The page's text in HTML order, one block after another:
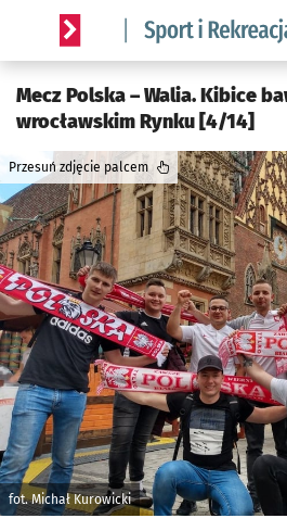
Serwis informacyjny wroclaw.pl
Mecz Polska – Walia. Kibice
wrocławskim Rynku [4/14]
fot. Michał Kurowicki
Przesuń zdjęcie palcem